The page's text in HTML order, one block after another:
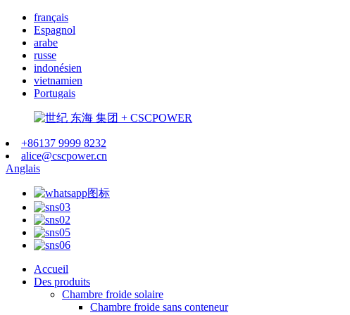
français
Espagnol
arabe
russe
indonésien
vietnamien
Portugais
+86137 9999 8232
alice@cscpower.cn
Anglais
Accueil
Des produits
Chambre froide solaire
Chambre froide sans conteneur